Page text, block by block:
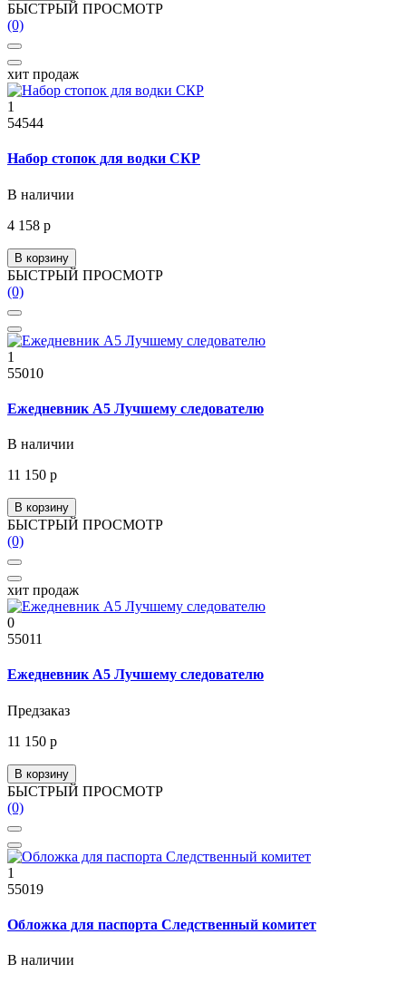
БЫСТРЫЙ ПРОСМОТР
(0)
хит продаж
1
54544
Набор стопок для водки СКР
В наличии
4 158 р
В корзину
БЫСТРЫЙ ПРОСМОТР
(0)
1
55010
Ежедневник А5 Лучшему следователю
В наличии
11 150 р
В корзину
БЫСТРЫЙ ПРОСМОТР
(0)
хит продаж
0
55011
Ежедневник А5 Лучшему следователю
Предзаказ
11 150 р
В корзину
БЫСТРЫЙ ПРОСМОТР
(0)
1
55019
Обложка для паспорта Следственный комитет
В наличии